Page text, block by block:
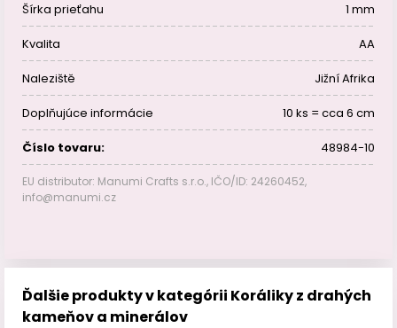
Šírka prieťahu 1 mm
Kvalita AA
Naleziště Jižní Afrika
Doplňujúce informácie 10 ks = cca 6 cm
Číslo tovaru: 48984-10
EU distributor: Manumi Crafts s.r.o., IČO/ID: 24260452,
info@manumi.cz
Ďalšie produkty v kategórii Koráliky z drahých
kameňov a minerálov